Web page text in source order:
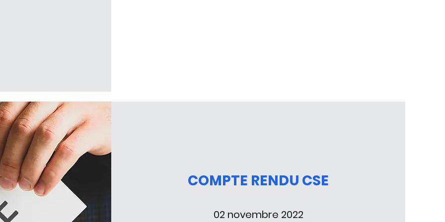
COMPTE RENDU CSE
02 novembre 2022